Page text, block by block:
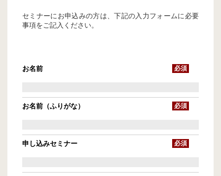
セミナーにお申込みの方は、下記の入力フォームに必要
事項をご記入ください。
お名前 必須
お名前（ふりがな） 必須
申し込みセミナー 必須